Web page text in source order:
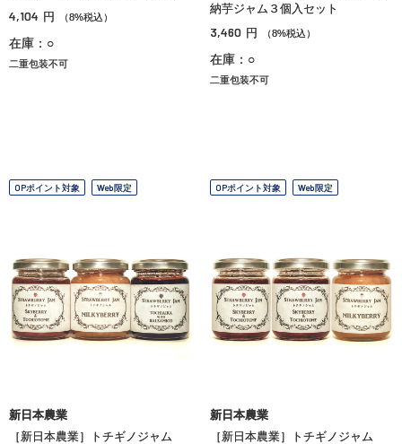
4,104 円 （8%税込）
在庫：○
二重包装不可
納芋ジャム３個入セット
3,460 円 （8%税込）
在庫：○
二重包装不可
OPポイント対象 Web限定
新日本農業
［新日本農業］トチギノジャム
OPポイント対象 Web限定
新日本農業
［新日本農業］トチギノジャム